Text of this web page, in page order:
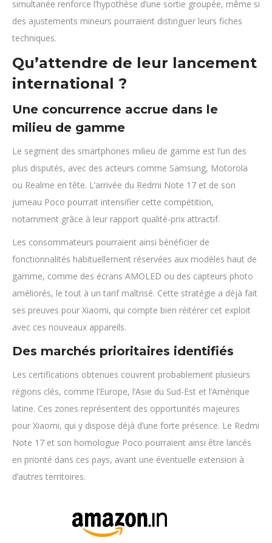
simultanée renforce l’hypothèse d’une sortie groupée, même si
des ajustements mineurs pourraient distinguer leurs fiches
techniques.
Qu’attendre de leur lancement
international ?
Une concurrence accrue dans le
milieu de gamme
Le segment des smartphones milieu de gamme est l’un des
plus disputés, avec des acteurs comme Samsung, Motorola
ou Realme en tête. L’arrivée du Redmi Note 17 et de son
jumeau Poco pourrait intensifier cette compétition,
notamment grâce à leur rapport qualité-prix attractif.
Les consommateurs pourraient ainsi bénéficier de
fonctionnalités habituellement réservées aux modèles haut de
gamme, comme des écrans AMOLED ou des capteurs photo
améliorés, le tout à un tarif maîtrisé. Cette stratégie a déjà fait
ses preuves pour Xiaomi, qui compte bien réitérer cet exploit
avec ces nouveaux appareils.
Des marchés prioritaires identifiés
Les certifications obtenues couvrent probablement plusieurs
régions clés, comme l’Europe, l’Asie du Sud-Est et l’Amérique
latine. Ces zones représentent des opportunités majeures
pour Xiaomi, qui y dispose déjà d’une forte présence. Le Redmi
Note 17 et son homologue Poco pourraient ainsi être lancés
en priorité dans ces pays, avant une éventuelle extension à
d’autres territoires.